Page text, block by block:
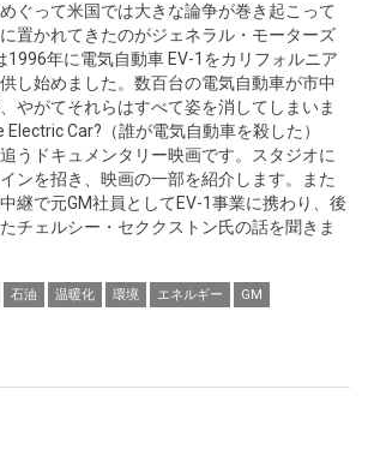
ぐって米国では大きな論争が巻き起こって
置かれてきたのがジェネラル・モーターズ
1996年に電気自動車 EV-1をカリフォルニア
し始めました。数百台の電気自動車が市中
やがてそれらはすべて姿を消してしまいま
Electric Car?（誰が電気自動車を殺した）
うドキュメンタリー映画です。スタジオに
ンを招き、映画の一部を紹介します。また
継で元GM社員としてEV-1事業に携わり、後
チェルシー・セククストン氏の話を聞きま
石油 温暖化 環境 エネルギー
GM